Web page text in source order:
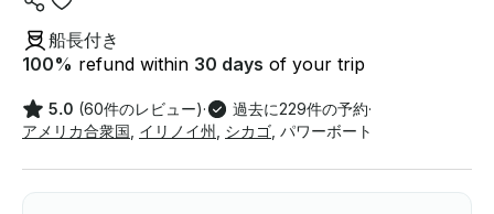
船長付き
100% refund within 30 days of your trip
5.0 (60件のレビュー)· 過去に229件の予約·
アメリカ合衆国 イリノイ州 シカゴ パワーボート